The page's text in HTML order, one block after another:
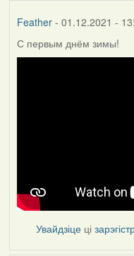
Feather- 01.12.2021 -
С первым днём зимы!
Увайдзіце ці